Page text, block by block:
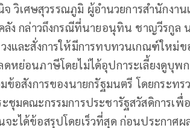
วิเศษสุวรรณภูมิ ผู้อำนวยการสำนักงา
ลัง กล่าวถึงกรณีที่นายอนุทิน ชาญวีรกูล
งและสั่งการให้มีการทบทวนเกณฑ์ใหม่ข
หย่อนภาษีโดยไม่ได้อุปการะเลี้ยงดูบุพก
ข้อสังการของนายกรัฐมนตรี โดยกระทร
ชุมคณะกรรมการประชารัฐสวัสดิการเพื่
ะได้ข้อสรุปโดยเร็วที่สุด ก่อนประกาศ